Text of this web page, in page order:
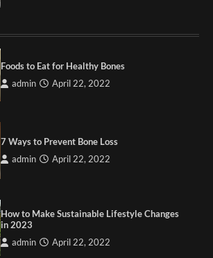
Foods to Eat for Healthy Bones
admin April 22, 2022
7 Ways to Prevent Bone Loss
admin April 22, 2022
How to Make Sustainable Lifestyle Changes
in 2023
admin April 22, 2022